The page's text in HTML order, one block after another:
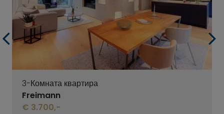
3-Комната квартира
Freimann
€ 3.700,-